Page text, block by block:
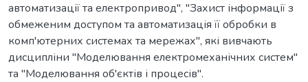
автоматизації та електропривод", "Захист інформації з
обмеженим доступом та автоматизація її обробки в
комп'ютерних системах та мережах", які вивчають
дисципліни "Моделювання електромеханічних систем"
та "Моделювання об'єктів і процесів".